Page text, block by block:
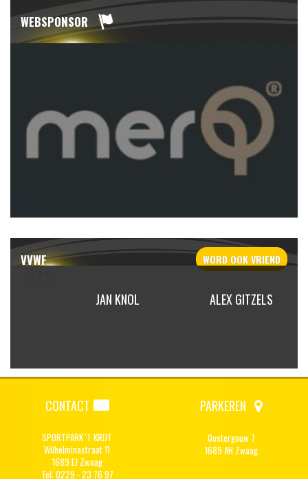
WEBSPONSOR
VVWF WORD OOKVRIEND
JAN KNOL ALEX GITZELS
CONTACT
SPORTPARK 'T KRIJT
Wilhelminastraat 11
1689 EJ Zwaag
Tel: 0229 - 23 76 97
PARKEREN
Oostergouw 7
1689 AH Zwaag